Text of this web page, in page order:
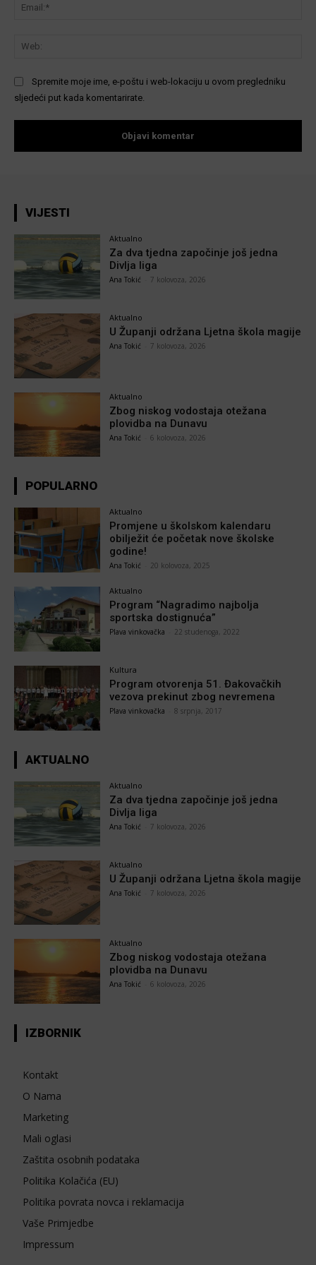
Spremite moje ime, e-poštu i web-lokaciju u ovom pregledniku
sljedeći put kada komentarirate.
VIJESTI
Aktualno
Za dva tjedna započinje još jedna
Divlja liga
Ana Tokić 7 kolovoza, 2026
Aktualno
U Županji održana Ljetna škola magije
Ana Tokić 7 kolovoza, 2026
Aktualno
Zbog niskog vodostaja otežana
plovidba na Dunavu
Ana Tokić 6 kolovoza, 2026
POPULARNO
Aktualno
Promjene u školskom kalendaru
obilježit će početak nove školske
godine!
Ana Tokić 20 kolovoza, 2025
Aktualno
Program “Nagradimo najbolja
sportska dostignuća”
Plava vinkovačka 22 studenoga, 2022
Kultura
Program otvorenja 51. Đakovačkih
vezova prekinut zbog nevremena
Plava vinkovačka 8 srpnja, 2017
AKTUALNO
Aktualno
Za dva tjedna započinje još jedna
Divlja liga
Ana Tokić 7 kolovoza, 2026
Aktualno
U Županji održana Ljetna škola magije
Ana Tokić 7 kolovoza, 2026
Aktualno
Zbog niskog vodostaja otežana
plovidba na Dunavu
Ana Tokić 6 kolovoza, 2026
IZBORNIK
Kontakt
O Nama
Marketing
Mali oglasi
Zaštita osobnih podataka
Politika Kolačića (EU)
Politika povrata novca i reklamacija
Vaše Primjedbe
Impressum